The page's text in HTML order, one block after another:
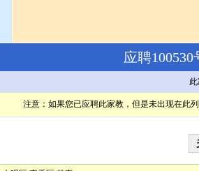
应聘
注意：如果您已应聘此家教，但是未出现在此